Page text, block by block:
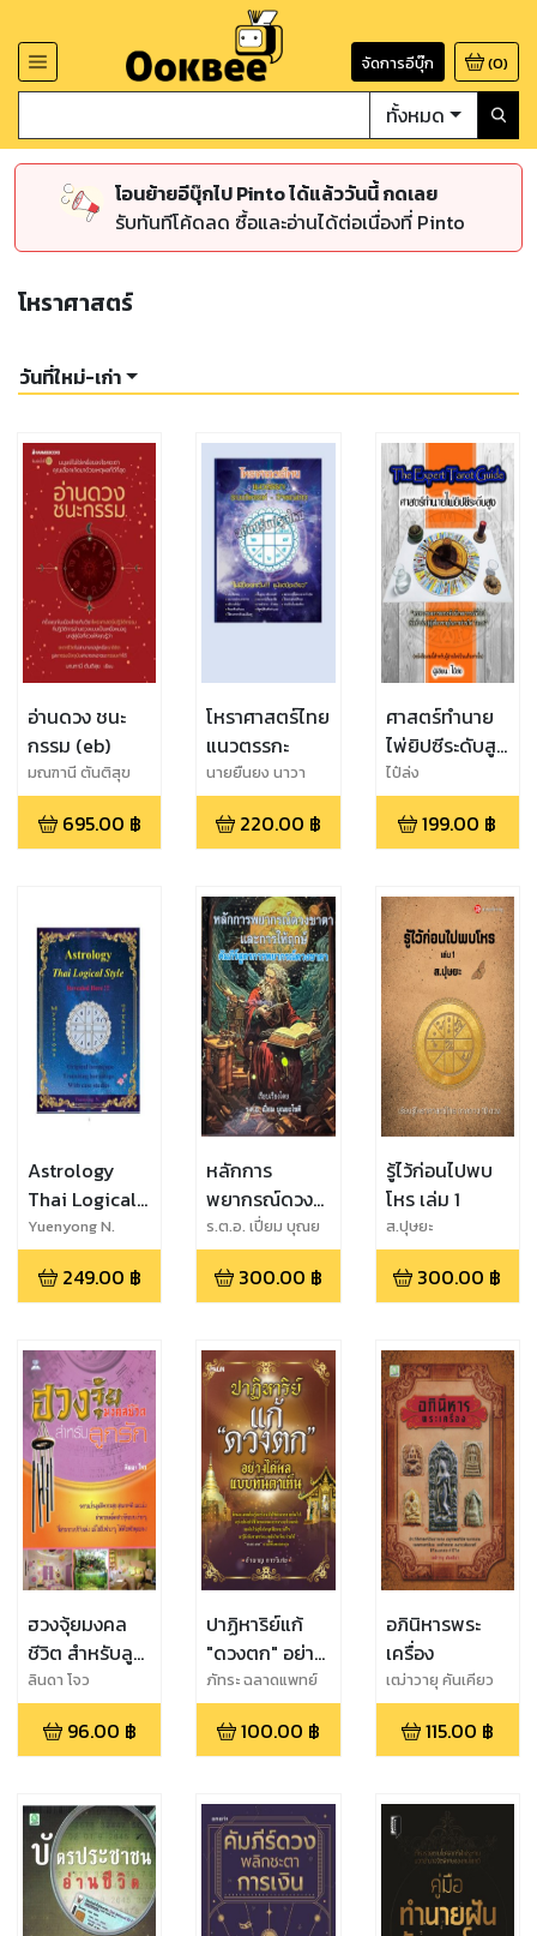
จัดการอีบุ๊ก (0)
ทั้งหมด
โอนย้ายอีบุ๊กไป Pinto ได้แล้ววันนี้ กดเลย
รับทันทีโค้ดลด ซื้อและอ่านได้ต่อเนื่องที่ Pinto
โหราศาสตร์
วันที่ใหม่-เก่า
อ่านดวง ชนะ
กรรม (eb)
มณฑานี ตันติสุข
695.00 ฿
โหราศาสตร์ไทย
แนวตรรกะ
นายยืนยง นาวา
สมุทร,( แดงเมือง
ตราด )220.00 ฿
ศาสตร์ทำนาย
ไพ่ยิปซีระดับสูง
The Expert
Tarot Guide
ไป๋ล่ง
199.00 ฿
Astrology
Thai Logical
Style
Yuenyong N.
249.00 ฿
หลักการ
พยากรณ์ดวง
ชาตาและการให้
ฤกษ์
ร.ต.อ. เปี่ยม บุณย
โชติ
300.00 ฿
รู้ไว้ก่อนไปพบ
โหร เล่ม 1
ส.ปุษยะ
300.00 ฿
ฮวงจุ้ยมงคล
ชีวิต สำหรับลูก
รัก
ลินดา โจว
96.00 ฿
ปาฏิหาริย์แก้
"ดวงตก" อย่าง
ได้ผล แบบ
ทันตาเห็น
ภัทระ ฉลาดแพทย์
100.00 ฿
อภินิหารพระ
เครื่อง
เฒ่าวายุ คันเคียว
115.00 ฿